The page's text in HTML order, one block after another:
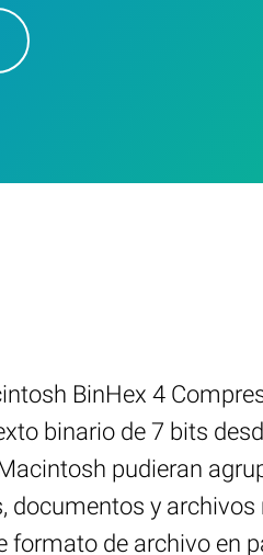
BinHex 4
binario de 7 bits
pudieran
documentos y
de archivo en